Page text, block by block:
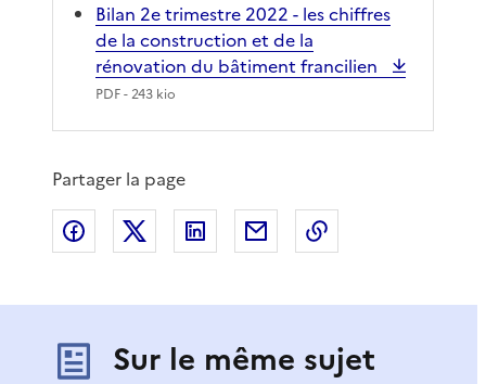
Bilan 2e trimestre 2022 - les chiffres
de la construction et de la
rénovation du bâtiment francilien
PDF- 243 kio
Partager la page
Partager sur Facebook
Partager sur XPartager sur LinkedIn
Partager par email
Sur le même sujet